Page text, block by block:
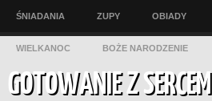
ŚNIADANIA ZUPY OBIADY
WIELKANOC BOŻE NARODZENIE
GOTOWANIE Z SERCEM